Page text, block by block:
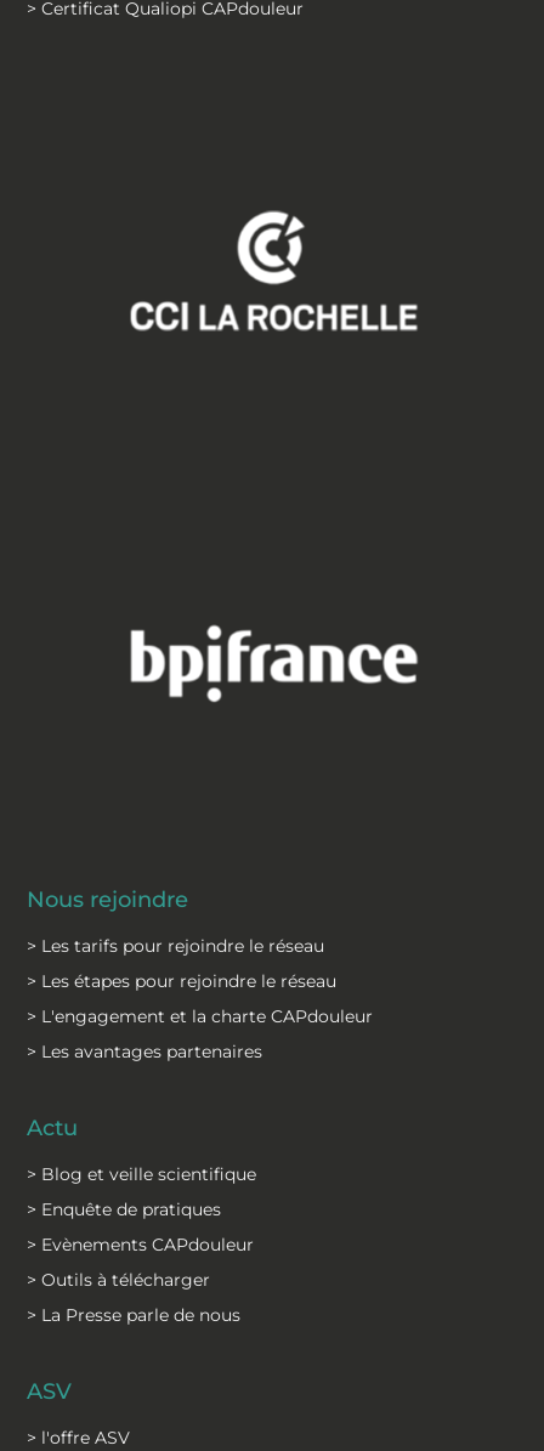
> Certificat Qualiopi CAPdouleur
Nous rejoindre
> Les tarifs pour rejoindre le réseau
> Les étapes pour rejoindre le réseau
> L'engagement et la charte CAPdouleur
> Les avantages partenaires
Actu
> Blog et veille scientifique
> Enquête de pratiques
> Evènements CAPdouleur
> Outils à télécharger
> La Presse parle de nous
ASV
> l'offre ASV